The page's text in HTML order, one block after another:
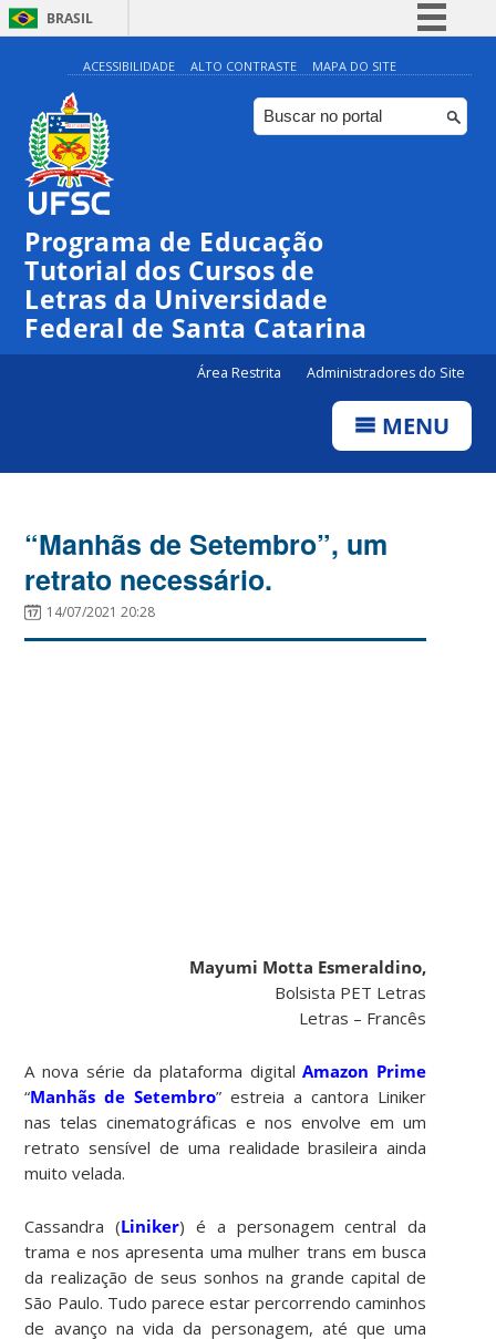
BRASIL
Simplifique!
Comunica BR
Participe
ACESSIBILIDADE ALTO CONTRASTE MAPA DO SITE
Programa de Educação
Tutorial dos Cursos de
Letras da Universidade
Federal de Santa Catarina
Área Restrita Administradores do Site
MENU
“Manhãs de Setembro”, um
retrato necessário.
14/07/2021 20:28
Mayumi Motta Esmeraldino,
Bolsista PET Letras
Letras – Francês
A nova série da plataforma digitalAmazon Prime
“Manhãs de Setembro” estreia a cantora Liniker
nas telas cinematográficas e nos envolve em um
retrato sensível de uma realidade brasileira ainda
muito velada.
Cassandra (Liniker) é a personagem central da
trama e nos apresenta uma mulher trans em busca
da realização de seus sonhos na grande capital de
São Paulo. Tudo parece estar percorrendo caminhos
de avanço na vida da personagem, até que uma